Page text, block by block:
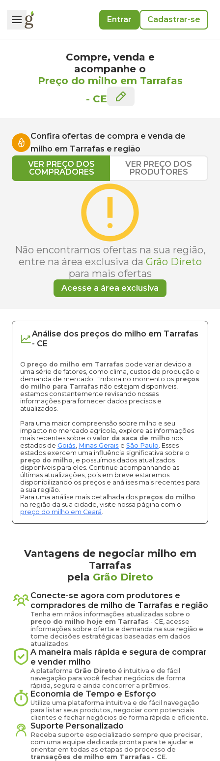
Entrar Cadastrar-se
Compre, venda e
acompanhe o
Preço do milho em Tarrafas
- CE
Confira ofertas de compra e venda de
milho em Tarrafas e região
VER PREÇO DOS
COMPRADORES
VER PREÇO DOS
PRODUTORES
Não encontramos ofertas na sua região,
entre na área exclusiva da Grão Direto
para mais ofertas
Acesse a área exclusiva
Análise dos preços do milho em Tarrafas
- CE
O preço do milho em Tarrafas pode variar devido a
uma série de fatores, como clima, custos de produção e
demanda de mercado. Embora no momento os preços
do milho para Tarrafas não estejam disponíveis,
estamos constantemente revisando nossas
informações para fornecer dados precisos e
atualizados.
Para uma maior compreensão sobre milho e seu
impacto no mercado agrícola, explore as informações
mais recentes sobre o valor da saca de milho nos
estados de Goiás, Minas Gerais e São Paulo. Esses
estados exercem uma influência significativa sobre o
preço do milho, e possuímos dados atualizados
disponíveis para eles. Continue acompanhando as
últimas atualizações, pois em breve estaremos
disponibilizando os preços e análises mais recentes para
a sua região.
Para uma análise mais detalhada dos preços do milho
na região da sua cidade, visite nossa página com o
preço do milho em Ceará.
Vantagens de negociar milho em
Tarrafas
pela Grão Direto
Conecte-se agora com produtores e
compradores de milho de Tarrafas e região
Tenha em mãos informações atualizadas sobre o
preço do milho hoje em Tarrafas - CE, acesse
informações sobre oferta e demanda na sua região e
tome decisões estratégicas baseadas em dados
atualizados.
A maneira mais rápida e segura de comprar
e vender milho
A plataforma Grão Direto é intuitiva e de fácil
navegação para você fechar negócios de forma
rápida, segura e ainda concorrer a prêmios.
Economia de Tempo e Esforço
Utilize uma plataforma intuitiva e de fácil navegação
para listar seus produtos, negociar com potenciais
clientes e fechar negócios de forma rápida e eficiente.
Suporte Personalizado
Receba suporte especializado sempre que precisar,
com uma equipe dedicada pronta para te ajudar e
orientar em todas as etapas do processo de
transações de milho em Tarrafas - CE.